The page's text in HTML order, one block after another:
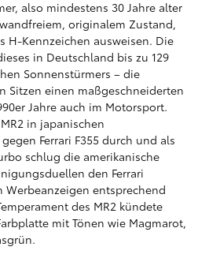
also mindestens 30 Jahre alter
originalem Zustand,
H-Kennzeichen ausweisen. Die
in Deutschland bis zu 129
Sonnenstürmers – die
Sitzen einen maßgeschneiderten
Jahre auch im Motorsport.
in japanischen
Ferrari F355 durch und als
schlug die amerikanische
den Ferrari
Werbeanzeigen entsprechend
des MR2 kündete
mit Tönen wie Magmarot,